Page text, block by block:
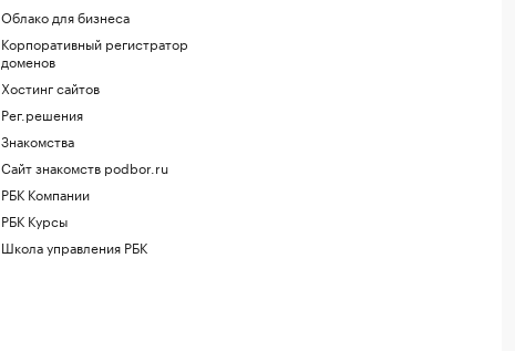
Облако для бизнеса
Корпоративный регистратор
доменов
Хостинг сайтов
Рег.решения
Знакомства
Сайт знакомств podbor.ru
РБК Компании
РБК Курсы
Школа управления РБК